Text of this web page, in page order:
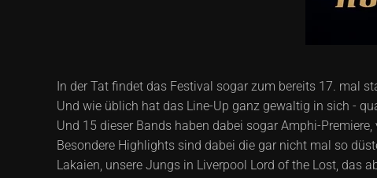
In der Tat findet das Festival sogar zum bereits 17. mal
Und wie üblich hat das Line-Up ganz gewaltig in sich -
Und 15 dieser Bands haben dabei sogar Amphi-
Besondere Highlights sind dabei die gar nicht mal so
Lakaien, unsere Jungs in Liverpool Lord of the Lost, das